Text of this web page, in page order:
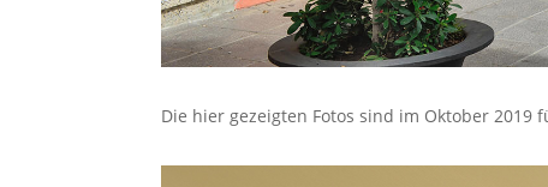
Die hier gezeigten Fotos sind im Oktober